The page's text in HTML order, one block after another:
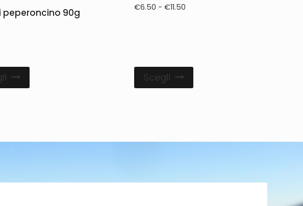
peperoncino 90g €6.50 - €11.50
Scegli